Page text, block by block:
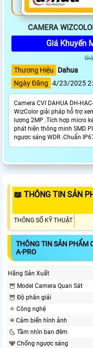
CAMERA
Giá Khuyến
Thương Hiệu
Dahua
Ngày Đăng 4/23/2025
Camera CVI DAHUA DH-
WizColor giải pháp hỗ trợ
lượng 2MP .Tích hợp micro
phát hiện thông minh SMD
ngược sáng WDR .Chuẩn
📖 THÔNG TIN SẢN
THÔNG SỐ KỸ THUẬT
THÔNG TIN SẢN PHẨM
A-PRO
Hãng Sản Xuất
🦉 Model Camera Quan Sát
🦉 Độ phân giải
⚛️ Công nghệ
✳️ Cảm biến hình ảnh
🌜 Tầm nhìn ban đêm
🕎 Chống ngược sáng